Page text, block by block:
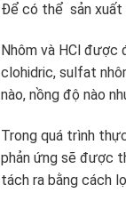
Để có thể sản xuất
Nhôm và HCl được
clohidric, sulfat
nào, nồng độ nào
Trong quá trình
phản ứng sẽ được
tách ra bằng cách